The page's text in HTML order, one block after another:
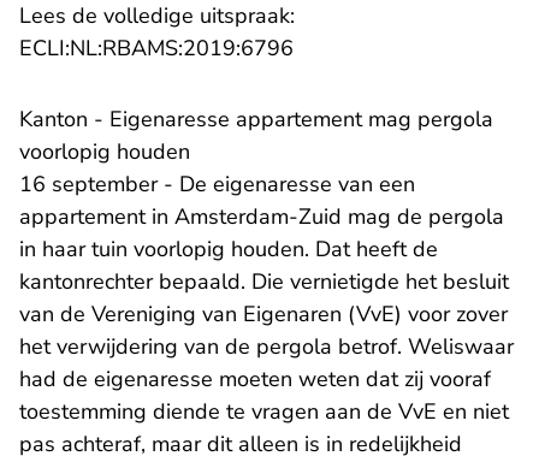
Lees de volledige uitspraak:
ECLI:NL:RBAMS:2019:6796
Kanton - Eigenaresse appartement mag pergola
voorlopig houden
16 september - De eigenaresse van een
appartement in Amsterdam-Zuid mag de pergola
in haar tuin voorlopig houden. Dat heeft de
kantonrechter bepaald. Die vernietigde het besluit
van de Vereniging van Eigenaren (VvE) voor zover
het verwijdering van de pergola betrof. Weliswaar
had de eigenaresse moeten weten dat zij vooraf
toestemming diende te vragen aan de VvE en niet
pas achteraf, maar dit alleen is in redelijkheid